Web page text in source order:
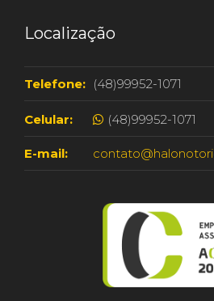
Localização
Telefone: (48)99952-1071
Celular: (48)99952-1071
E-mail: